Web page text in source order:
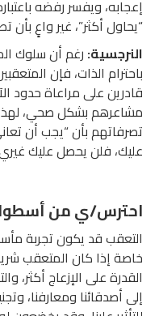
إعجابه، ويفسر رفضه
“يحاول أكثر”، غير واعٍ بأن
النرجسية: رغم أن سلوك
باحترام الذات، فإن
قادرين على مراعاة حدود
مشاعرهم بشكل صحي،
تصرفاتهم بأن “يجب أن
عليك، فلن يحصل عليك
احترس/ي من
التعقب قد يكون تجربة
خاصة إذا كان المتعقب
القدرة على الإزعاج أكثر،
إلى أصدقائنا ومعارفنا،